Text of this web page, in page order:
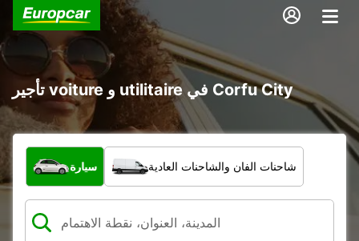
تأجير voiture و utilitaire في Corfu City
ما نوع المركبة؟
سيارة شاحنات الفان والشاحنات العادية